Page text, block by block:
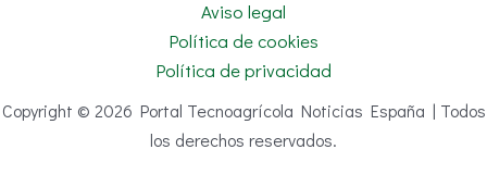
Aviso legal
Política de cookies
Política de privacidad
Copyright © 2026 Portal Tecnoagrícola Noticias España | Todos
los derechos reservados.